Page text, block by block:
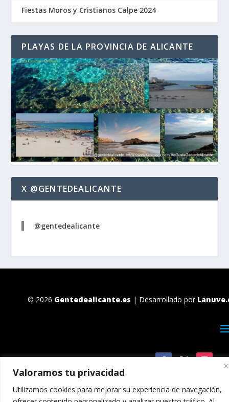
Valoramos tu privacidad
Utilizamos cookies para mejorar su experiencia de navegación,
Fiestas Moros y Cristianos Calpe 2024
PLAYAS DE LA PROVINCIA DE ALICANTE
X @GENTEDEALICANTE
@gentedealicante
© 2026 Gentedealicante.es | Desarrollado por